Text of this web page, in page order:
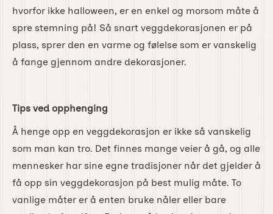
hvorfor ikke halloween, er en enkel og morsom måte å
spre stemning på! Så snart veggdekorasjonen er på
plass, sprer den en varme og følelse som er vanskelig
å fange gjennom andre dekorasjoner.
Tips ved opphenging
Å henge opp en veggdekorasjon er ikke så vanskelig
som man kan tro. Det finnes mange veier å gå, og alle
mennesker har sine egne tradisjoner når det gjelder å
få opp sin veggdekorasjon på best mulig måte. To
vanlige måter er å enten bruke nåler eller bare